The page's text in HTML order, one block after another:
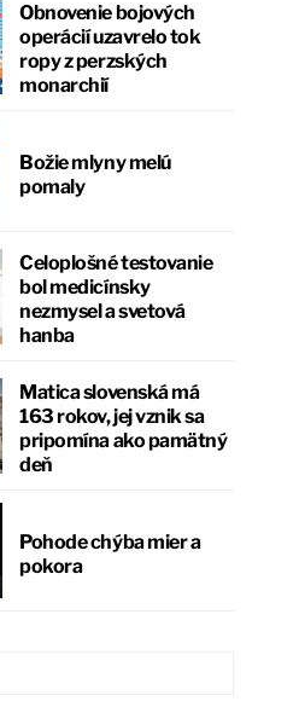
Obnovenie bojových
operácií uzavrelo tok
ropy z perzských
monarchií
Božie mlyny melú
pomaly
Celoplošné testovanie
bol medicínsky
nezmysel a svetová
hanba
Matica slovenská má
163 rokov, jej vznik sa
pripomína ako pamätný
deň
Pohode chýba mier a
pokora